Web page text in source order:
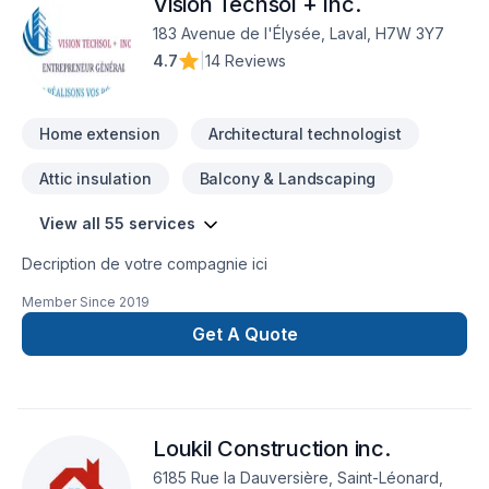
toute confiance.
183 Avenue de l'Élysée, Laval, H7W 3Y7
4.7
14 Reviews
Home extension Architectural technologist
Attic insulation Balcony & Landscaping
View all 55 services
Decription de votre compagnie ici
Member Since 2019
Get A Quote
Loukil Construction inc.
6185 Rue la Dauversière, Saint-Léonard,